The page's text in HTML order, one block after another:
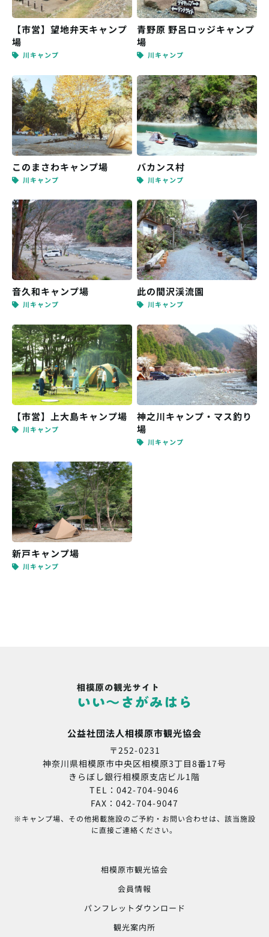
【市営】望地弁天キャンプ
場
川キャンプ
青野原 野呂ロッジキャンプ
場
川キャンプ
このまさわキャンプ場
川キャンプ
バカンス村
川キャンプ
音久和キャンプ場
川キャンプ
此の間沢渓流園
川キャンプ
【市営】上大島キャンプ場
川キャンプ
神之川キャンプ・マス釣り
場
川キャンプ
新戸キャンプ場
川キャンプ
公益社団法人相模原市観光協会
〒252-0231
神奈川県相模原市中央区相模原3丁目8番17号
きらぼし銀行相模原支店ビル1階
TEL：042-704-9046
FAX：042-704-9047
※キャンプ場、その他掲載施設のご予約・お問い合わせは、該当施設
に直接ご連絡ください。
相模原市観光協会
会員情報
パンフレットダウンロード
観光案内所